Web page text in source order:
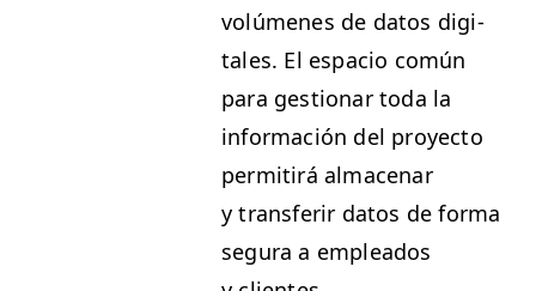
volúmenes de datos dig­i­
tales. El espa­cio común
para ges­tionar toda la
infor­ma­ción del proyec­to
per­mi­tirá alma­ce­nar
y trans­ferir datos de for­ma
segu­ra a emplea­d­os